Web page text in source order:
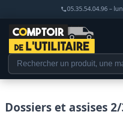
05.35.54.04.96 –
Dossiers et assises